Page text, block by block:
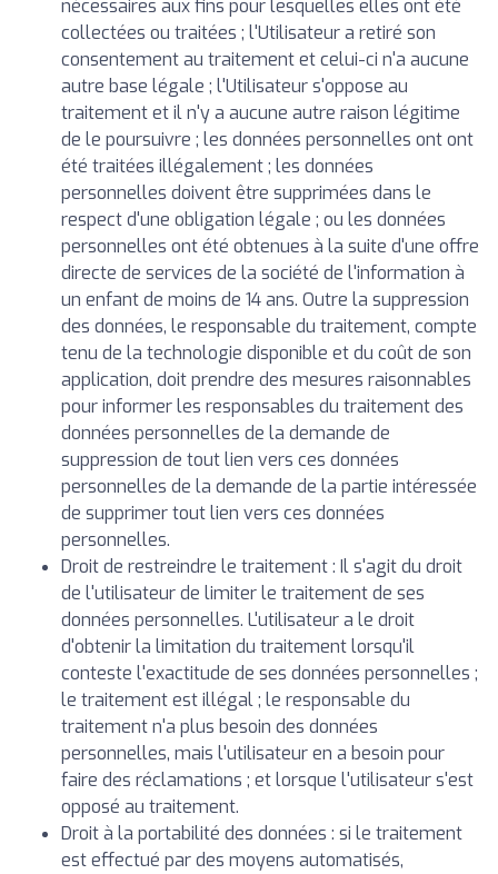
nécessaires aux fins pour lesquelles elles ont été
collectées ou traitées ; l'Utilisateur a retiré son
consentement au traitement et celui-ci n'a aucune
autre base légale ; l'Utilisateur s'oppose au
traitement et il n'y a aucune autre raison légitime
de le poursuivre ; les données personnelles ont ont
été traitées illégalement ; les données
personnelles doivent être supprimées dans le
respect d'une obligation légale ; ou les données
personnelles ont été obtenues à la suite d'une offre
directe de services de la société de l'information à
un enfant de moins de 14 ans. Outre la suppression
des données, le responsable du traitement, compte
tenu de la technologie disponible et du coût de son
application, doit prendre des mesures raisonnables
pour informer les responsables du traitement des
données personnelles de la demande de
suppression de tout lien vers ces données
personnelles de la demande de la partie intéressée
de supprimer tout lien vers ces données
personnelles.
Droit de restreindre le traitement : Il s'agit du droit
de l'utilisateur de limiter le traitement de ses
données personnelles. L'utilisateur a le droit
d'obtenir la limitation du traitement lorsqu'il
conteste l'exactitude de ses données personnelles ;
le traitement est illégal ; le responsable du
traitement n'a plus besoin des données
personnelles, mais l'utilisateur en a besoin pour
faire des réclamations ; et lorsque l'utilisateur s'est
opposé au traitement.
Droit à la portabilité des données : si le traitement
est effectué par des moyens automatisés,